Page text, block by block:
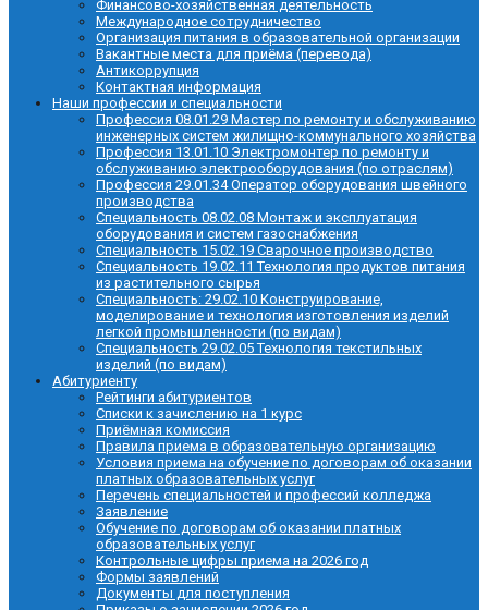
Финансово-хозяйственная деятельность
Международное сотрудничество
Организация питания в образовательной организации
Вакантные места для приёма (перевода)
Антикоррупция
Контактная информация
Наши профессии и специальности
Профессия 08.01.29 Мастер по ремонту и обслуживанию
инженерных систем жилищно-коммунального хозяйства
Профессия 13.01.10 Электромонтер по ремонту и
обслуживанию электрооборудования (по отраслям)
Профессия 29.01.34 Оператор оборудования швейного
производства
Специальность 08.02.08 Монтаж и эксплуатация
оборудования и систем газоснабжения
Специальность 15.02.19 Сварочное производство
Специальность 19.02.11 Технология продуктов питания
из растительного сырья
Специальность: 29.02.10 Конструирование,
моделирование и технология изготовления изделий
легкой промышленности (по видам)
Специальность 29.02.05 Технология текстильных
изделий (по видам)
Абитуриенту
Рейтинги абитуриентов
Списки к зачислению на 1 курс
Приёмная комиссия
Правила приема в образовательную организацию
Условия приема на обучение по договорам об оказании
платных образовательных услуг
Перечень специальностей и профессий колледжа
Заявление
Обучение по договорам об оказании платных
образовательных услуг
Контрольные цифры приема на 2026 год
Формы заявлений
Документы для поступления